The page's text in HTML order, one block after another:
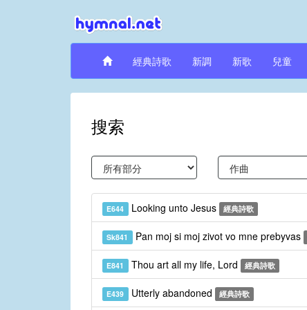
經典詩歌 新調 新歌 兒童
搜索
E644 Looking unto Jesus 經典詩歌
Sk841 Pan moj si moj zivot vo mne prebyvas
E841 Thou art all my life, Lord 經典詩歌
E439 Utterly abandoned 經典詩歌